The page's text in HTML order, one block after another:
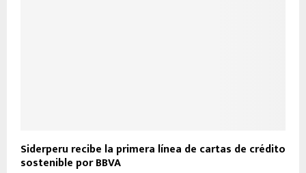
Siderperu recibe la primera línea de cartas de crédito
sostenible por BBVA